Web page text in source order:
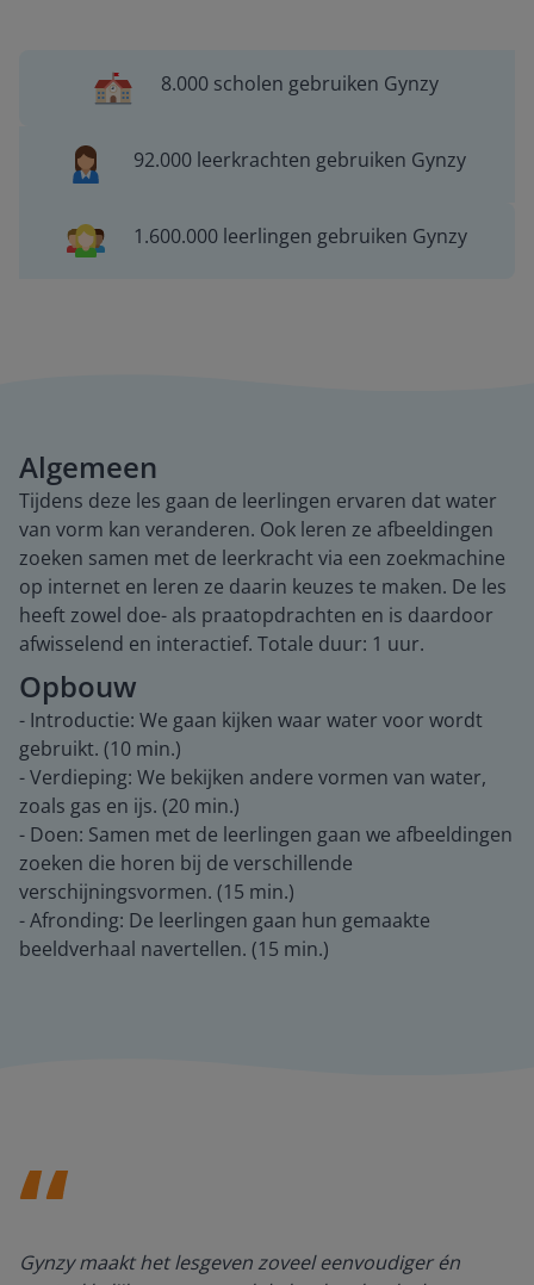
8.000 scholen gebruiken Gynzy
92.000 leerkrachten gebruiken Gynzy
1.600.000 leerlingen gebruiken Gynzy
Algemeen
Tijdens deze les gaan de leerlingen ervaren dat water
van vorm kan veranderen. Ook leren ze afbeeldingen
zoeken samen met de leerkracht via een zoekmachine
op internet en leren ze daarin keuzes te maken. De les
heeft zowel doe- als praatopdrachten en is daardoor
afwisselend en interactief. Totale duur: 1 uur.
Opbouw
- Introductie: We gaan kijken waar water voor wordt
gebruikt. (10 min.)
- Verdieping: We bekijken andere vormen van water,
zoals gas en ijs. (20 min.)
- Doen: Samen met de leerlingen gaan we afbeeldingen
zoeken die horen bij de verschillende
verschijningsvormen. (15 min.)
- Afronding: De leerlingen gaan hun gemaakte
beeldverhaal navertellen. (15 min.)
Gynzy maakt het lesgeven zoveel eenvoudiger én